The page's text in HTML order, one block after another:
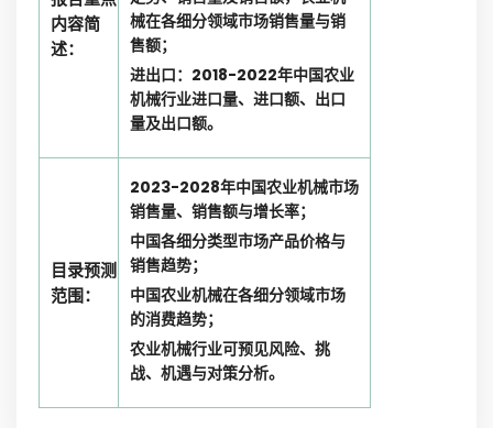
内容简
述：
械在各细分领域市场销售量与销
售额；
进出口：2018-2022年中国农业
机械行业进口量、进口额、出口
量及出口额。
目录预测
范围：
2023-2028年中国农业机械市场
销售量、销售额与增长率；
中国各细分类型市场产品价格与
销售趋势；
中国农业机械在各细分领域市场
的消费趋势；
农业机械行业可预见风险、挑
战、机遇与对策分析。